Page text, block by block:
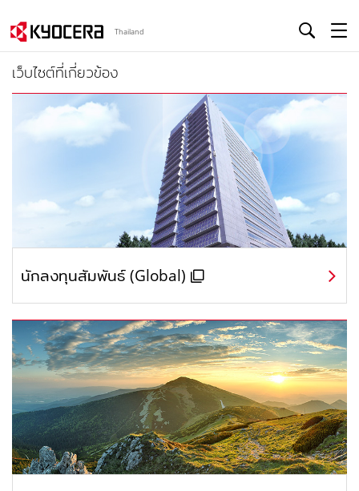
Thailand
เว็บไซต์ที่เกี่ยวข้อง
นักลงทุนสัมพันธ์ (Global)